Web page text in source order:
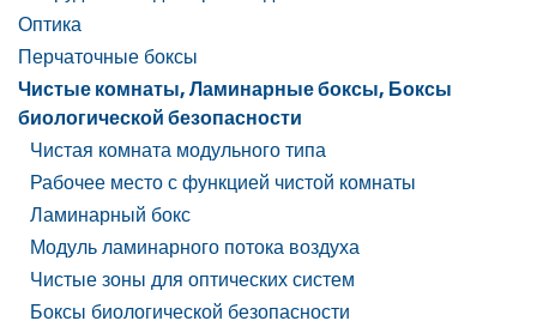
Оптика
Перчаточные боксы
Чистые комнаты, Ламинарные боксы, Боксы
биологической безопасности
Чистая комната модульного типа
Рабочее место с функцией чистой комнаты
Ламинарный бокс
Модуль ламинарного потока воздуха
Чистые зоны для оптических систем
Боксы биологической безопасности